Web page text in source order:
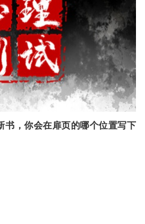
书，你会在扉页的哪个位置写下